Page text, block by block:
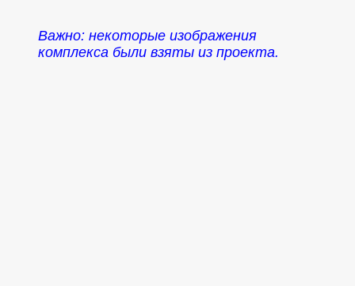
Важно: некоторые изображения
комплекса были взяты из проекта.